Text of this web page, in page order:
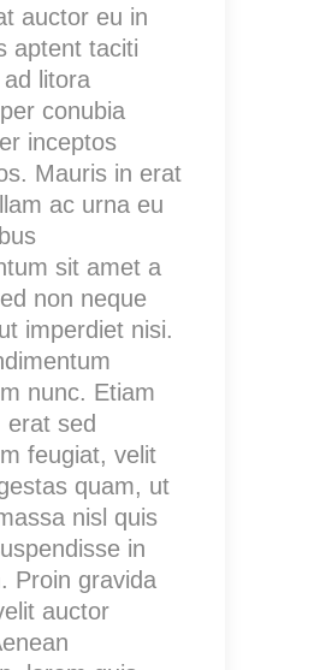
auctor eu in
aptent taciti
litora
conubia
inceptos
Mauris in erat
ac urna eu
sit amet a
non neque
imperdiet nisi.
nunc. Etiam
erat sed
feugiat, velit
quam, ut
nisl quis
in
Proin gravida
auctor